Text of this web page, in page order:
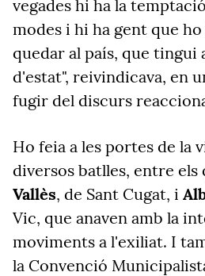
vegades hi ha la
modes i hi ha gent que ho
quedar al país, que tingui
d'estat", reivindicava, en
fugir del discurs
Ho feia a les portes de la
diversos batlles, entre els
Vallès, de Sant Cugat, i
Vic, que anaven amb la
moviments a l'exiliat. I
la Convenció